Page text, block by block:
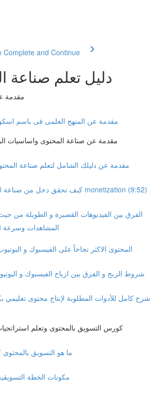
Complete and Continue
2- دليل تعلم صناعة
مقدمة
مقدمة عن المنهج العلمى فى باسم اسكول
مقدمة عن صناعة المحتوى واساسيات
مقدمة عن دليلك الشامل لتعلم صناعة المحتوى
كيف تحقق دخل من صناعة المحتوى ؟ monetization (9:52)
الفرق بين الفيديوهات القصيرة و الطويلة من حيث
المشاهدات وسرعة
المحتوى الاكثر نجاحاً على الفيسبوك و اليوتيوب
شروط الربح و الفرق بين ارباح الفيسبوك و اليوتيوب
شرح كامل للأدوات المطلوبة لإنتاج محتوى تعليمي
كورس التسويق بالمحتوى وتعلم
ما هو التسويق بالمحتوى ؟
مكونات الخطة التسويقية